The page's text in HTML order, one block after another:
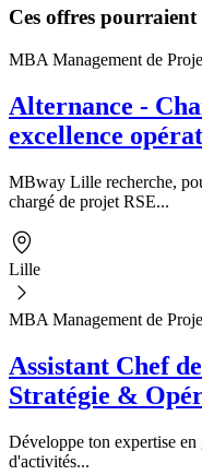
Ces offres pourraient
MBA Management de
Alternance -
excellence
MBway Lille recherche,
chargé de projet RSE...
Lille
MBA Management de
Assistant Chef
Stratégie &
Développe ton expertise
d'activités...